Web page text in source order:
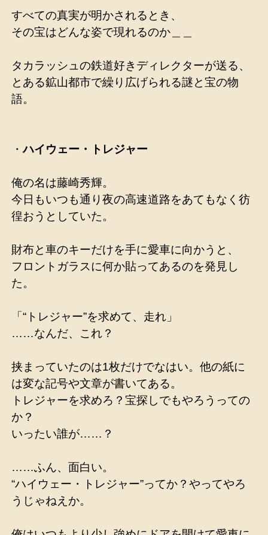
すべての真実が明かされるとき、
その宝はどんな姿で現れるのか＿＿
タカラッシュの鉄道好きディレクターが送る、
とある鉱山都市で繰り広げられる謎と宝の物
語。
・ハイウェー・トレジャー
俺の名は藤崎秀輝。
今日もいつも通り夜の高速道路をあてもなく彷
徨おうとしていた。
財布と車のキーだけを手に愛車に向かうと、
フロントガラスに何か貼ってあるのを発見し
た。
「“トレジャー”を求めて、走れ」
……なんだ、これ？
挟まっていたのは1枚だけでなはい。他の紙に
は変な記号や文章が書いてある。
トレジャーを求めろ？宝探しでもやろうっての
か？
いったい誰が……？
……ふん、面白い。
“ハイウェー・トレジャー”ってか？やってやろ
うじゃねえか。